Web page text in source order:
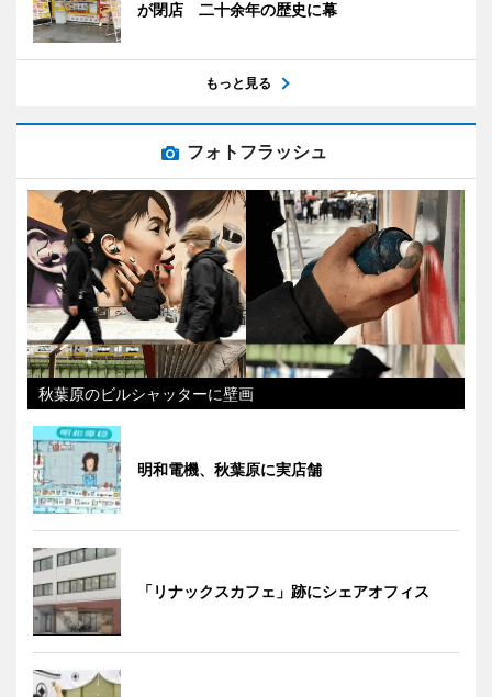
が閉店 二十余年の歴史に幕
もっと見る
フォトフラッシュ
秋葉原のビルシャッターに壁画
明和電機、秋葉原に実店舗
「リナックスカフェ」跡にシェアオフィス